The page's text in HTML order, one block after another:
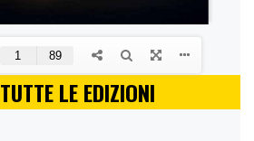
LE EDIZIONI